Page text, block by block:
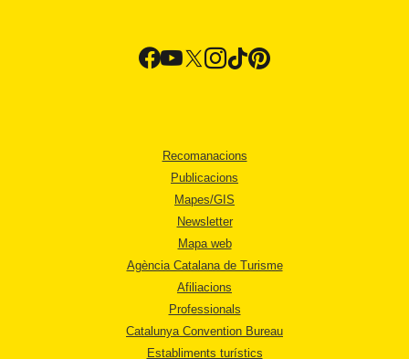
Recomanacions
Publicacions
Mapes/GIS
Newsletter
Mapa web
Agència Catalana de Turisme
Afiliacions
Professionals
Catalunya Convention Bureau
Establiments turístics